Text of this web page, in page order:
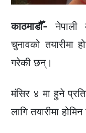
काठमाडौँ-
चुनावको तयारीमा
गरेकी छन्।
मंसिर ४ मा हुने
लागि तयारीमा